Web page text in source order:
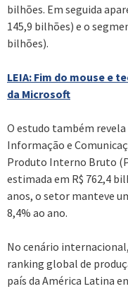
bilhões. Em seguida
145,9 bilhões) e o
bilhões).
LEIA: Fim do mouse e
da Microsoft
O estudo também
Informação e
Produto Interno Bruto
estimada em R$ 762,4
anos, o setor manteve
8,4% ao ano.
No cenário
ranking global de
país da América Latina